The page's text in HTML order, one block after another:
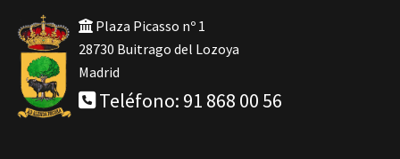
Plaza Picasso nº 1
28730 Buitrago del Lozoya
Madrid
Teléfono: 91 868 00 56